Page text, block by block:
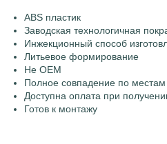
ABS пластик
Заводская технологичная
Инжекционный способ
Литьевое формирование
Не OEM
Полное совпадение по местам
Доступна оплата при
Готов к монтажу